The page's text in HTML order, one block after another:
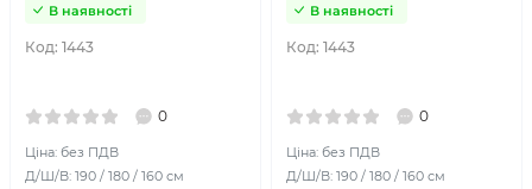
Код: 1443
В наявності
0
Ціна: без ПДВ
Д/Ш/В: 190 / 180 / 160 см
Код: 1443
В наявності
0
Ціна: без ПДВ
Д/Ш/В: 190 / 180 / 160 см